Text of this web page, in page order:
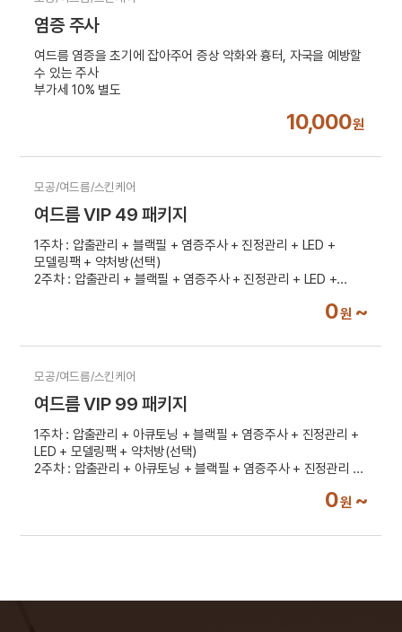
염증 주사
여드름 염증을 초기에 잡아주어 증상 악화와 흉터, 자국을 예방할
수 있는 주사
부가세 10% 별도
10,000원
모공/여드름/스킨케어
여드름 VIP 49 패키지
1주차 : 압출관리 + 블랙필 + 염증주사 + 진정관리 + LED +
모델링팩 + 약처방(선택)
2주차 : 압출관리 + 블랙필 + 염증주사 + 진정관리 + LED +
3주차 : 압출관리 + 블랙필 + 염증주사 + 진정관리 + LED +
4주차 : 압출관리 + 블랙필 + 염증주사 + 진정관리 + LED +
0원 ~
모공/여드름/스킨케어
여드름 VIP 99 패키지
1주차 : 압출관리 + 아큐토닝 + 블랙필 + 염증주사 + 진정관리 +
LED + 모델링팩 + 약처방(선택)
2주차 : 압출관리 + 아큐토닝 + 블랙필 + 염증주사 + 진정관리 +
3주차 : 압출관리 + 아큐토닝 + 블랙필 + 염증주사 + 진정관리 +
4주차 : 압출관리 + 아큐토닝 + 블랙필 + 염증주사 + 진정관리 +
0원 ~